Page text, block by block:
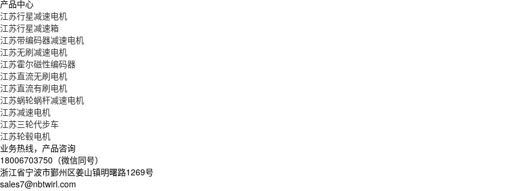
产品中心
江苏行星减速电机
江苏行星减速箱
江苏带编码器减速电机
江苏无刷减速电机
江苏霍尔磁性编码器
江苏直流无刷电机
江苏直流有刷电机
江苏蜗轮蜗杆减速电机
江苏减速电机
江苏三轮代步车
江苏轮毂电机
业务热线，产品咨询
18006703750（微信同号）
浙江省宁波市鄞州区姜山镇明曙路1269号
sales7@nbtwirl.com